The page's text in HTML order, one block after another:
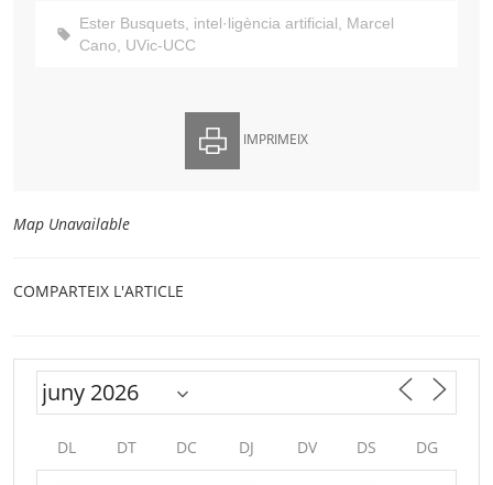
Ester Busquets intel·ligència artificial
Marcel
Cano
UVic-UCC
IMPRIMEIX
Map Unavailable
COMPARTEIX L'ARTICLE
DL DT DC DJ DV DS DG